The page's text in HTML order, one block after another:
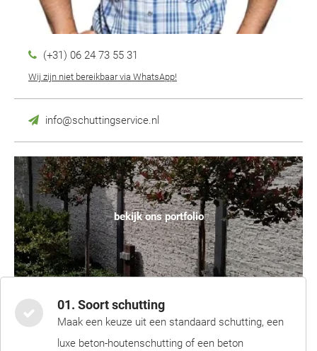
(+31) 06 24 73 55 31
Wij zijn niet bereikbaar via WhatsApp!
info@schuttingservice.nl
bekijk ons portfolio
01. Soort schutting
Maak een keuze uit een standaard schutting, een
luxe beton-houtenschutting of een beton